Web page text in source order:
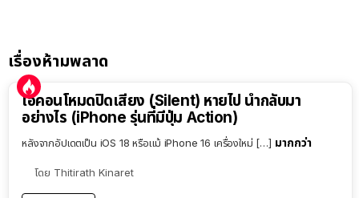
เรื่องห้ามพลาด
ไอคอนโหมดปิดเสียง (Silent) หายไป นำกลับมา
อย่างไร (iPhone รุ่นที่มีปุ่ม Action)
หลังจากอัปเดตเป็น iOS 18 หรือแม้ iPhone 16 เครื่องใหม่ […] มากกว่า
โดย Thitirath Kinaret